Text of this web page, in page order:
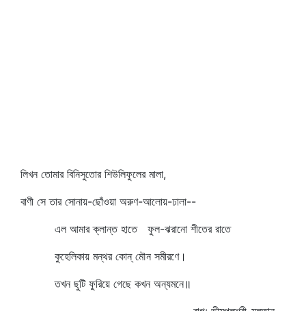
লিখন তোমার বিনিসুতোর শিউলিফুলের মালা,
বাণী সে তার সোনায়-ছোঁওয়া অরুণ-আলোয়-ঢালা--
এল আমার ক্লান্ত হাতে ফুল-ঝরানো শীতের রাতে
কুহেলিকায় মন্থর কোন্‌ মৌন সমীরণে।
তখন ছুটি ফুরিয়ে গেছে কখন অন্যমনে॥